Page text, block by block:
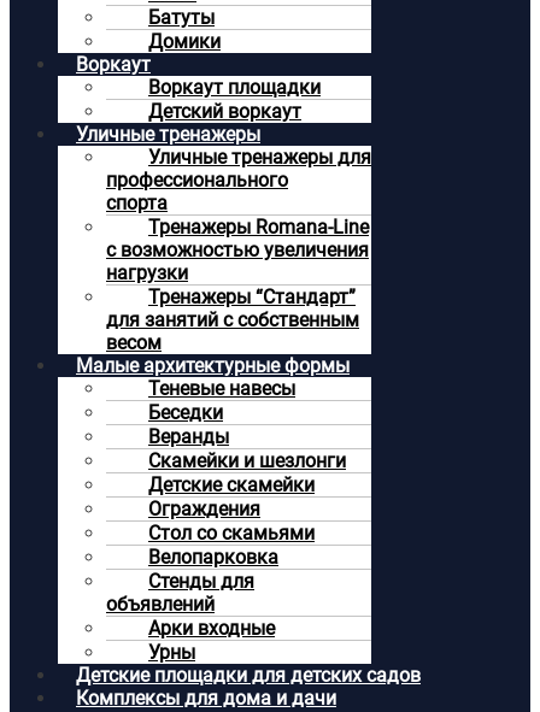
Батуты
Домики
Воркаут
Воркаут площадки
Детский воркаут
Уличные тренажеры
Уличные тренажеры для
профессионального
спорта
Тренажеры Romana-Line
с возможностью увеличения
нагрузки
Тренажеры “Стандарт”
для занятий с собственным
весом
Малые архитектурные формы
Теневые навесы
Беседки
Веранды
Скамейки и шезлонги
Детские скамейки
Ограждения
Стол со скамьями
Велопарковка
Стенды для
объявлений
Арки входные
Урны
Детские площадки для детских садов
Комплексы для дома и дачи